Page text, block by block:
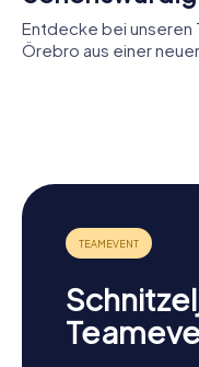
Entdecke bei unseren
Örebro aus einer